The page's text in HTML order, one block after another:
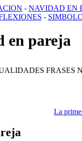
- NAVIDAD EN
-
en pareja
FRASES
La